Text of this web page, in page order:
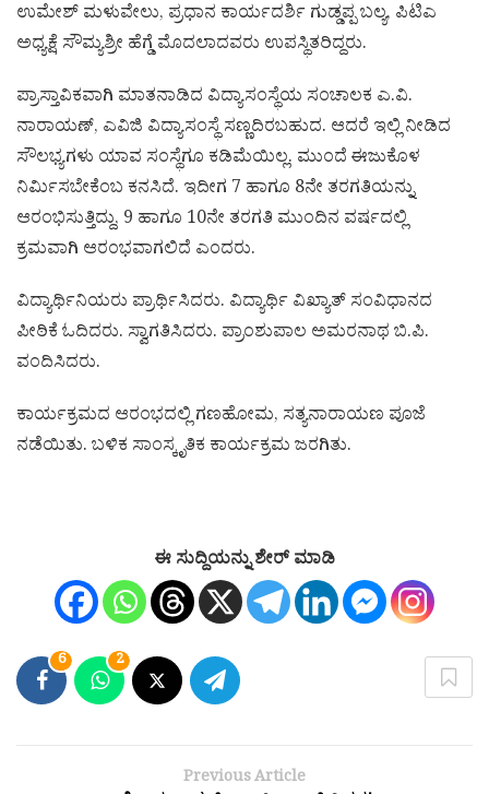
ಉಮೇಶ್ ಮಳುವೇಲು, ಪ್ರಧಾನ ಕಾರ್ಯದರ್ಶಿ ಗುಡ್ಡಪ್ಪ ಬಲ್ಯ, ಪಿಟಿಎ
ಅಧ್ಯಕ್ಷೆ ಸೌಮ್ಯಶ್ರೀ ಹೆಗ್ಡೆ ಮೊದಲಾದವರು ಉಪಸ್ಥಿತರಿದ್ದರು.
ಪ್ರಾಸ್ತಾವಿಕವಾಗಿ ಮಾತನಾಡಿದ ವಿದ್ಯಾಸಂಸ್ಥೆಯ ಸಂಚಾಲಕ ಎ.ವಿ.
ನಾರಾಯಣ್, ಎವಿಜಿ ವಿದ್ಯಾಸಂಸ್ಥೆ ಸಣ್ಣದಿರಬಹುದ. ಆದರೆ ಇಲ್ಲಿ ನೀಡಿದ
ಸೌಲಭ್ಯಗಳು ಯಾವ ಸಂಸ್ಥೆಗೂ ಕಡಿಮೆಯಿಲ್ಲ. ಮುಂದೆ ಈಜುಕೊಳ
ನಿರ್ಮಿಸಬೇಕೆಂಬ ಕನಸಿದೆ. ಇದೀಗ 7 ಹಾಗೂ 8ನೇ ತರಗತಿಯನ್ನು
ಆರಂಭಿಸುತ್ತಿದ್ದು, 9 ಹಾಗೂ 10ನೇ ತರಗತಿ ಮುಂದಿನ ವರ್ಷದಲ್ಲಿ
ಕ್ರಮವಾಗಿ ಆರಂಭವಾಗಲಿದೆ ಎಂದರು.
ವಿದ್ಯಾರ್ಥಿನಿಯರು ಪ್ರಾರ್ಥಿಸಿದರು. ವಿದ್ಯಾರ್ಥಿ ವಿಖ್ಯಾತ್ ಸಂವಿಧಾನದ
ಪೀಠಿಕೆ ಓದಿದರು. ಸ್ವಾಗತಿಸಿದರು. ಪ್ರಾಂಶುಪಾಲ ಅಮರನಾಥ ಬಿ.ಪಿ.
ವಂದಿಸಿದರು.
ಕಾರ್ಯಕ್ರಮದ ಆರಂಭದಲ್ಲಿ ಗಣಹೋಮ, ಸತ್ಯನಾರಾಯಣ ಪೂಜೆ
ನಡೆಯಿತು. ಬಳಿಕ ಸಾಂಸ್ಕೃತಿಕ ಕಾರ್ಯಕ್ರಮ ಜರಗಿತು.
ಈ ಸುದ್ದಿಯನ್ನು ಶೇರ್ ಮಾಡಿ
6 2
Previous Article